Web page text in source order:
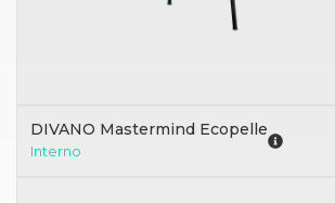
DIVANO Mastermind Ecopelle
Interno